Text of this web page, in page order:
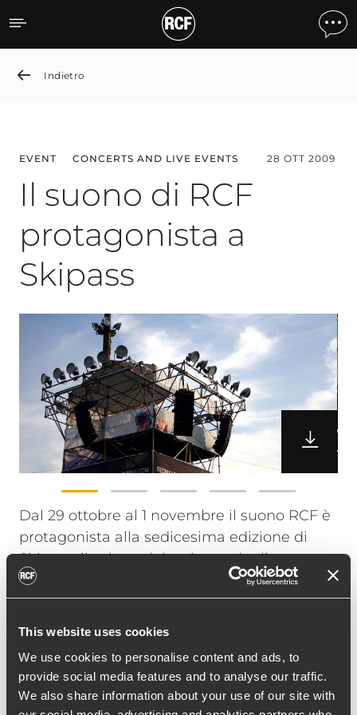
This website uses cookies
We use cookies to personalise content and ads, to
provide social media features and to analyse our traffic.
We also share information about your use of our site with
Il suono di RCF
Indietro
EVENT CONCERTS AND LIVE EVENTS 28 OTT 2009
Il suono di RCF
protagonista a
Skipass
Dal 29 ottobre al 1 novembre il suono RCF è
protagonista alla sedicesima edizione di
Skipass, il salone del turismo, degli sport
invernali e del freestyle che si svolge a
ModenaFiere.
New Light Service di Castelvetro (MO) ha
dell’edizione 2009 di Skipass per amplificare
gli eventi che si terranno nell’arena esterna,
come i contest e le dimostrazioni, e nel